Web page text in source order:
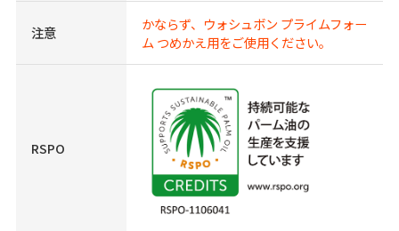
注意
かならず、ウォシュボン プライムフォー
ム つめかえ用をご使用ください。
RSPO